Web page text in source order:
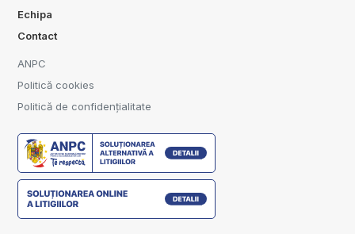
Echipa
Contact
ANPC
Politică cookies
Politică de confidențialitate